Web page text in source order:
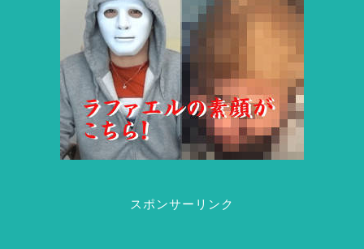
スポンサーリンク